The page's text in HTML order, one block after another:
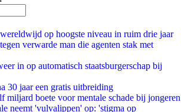
op hoogste niveau in ruim drie jaar
verwarde man die agenten stak met
in op automatisch staatsburgerschap bij
30 jaar een gratis uitbreiding
miljard boete voor mentale schade bij jongeren
neemt 'vulvalippen' op: 'stigma op